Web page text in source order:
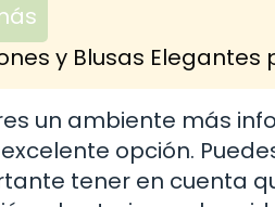
y Blusas Elegantes
un ambiente más
opción.
tener en cuenta